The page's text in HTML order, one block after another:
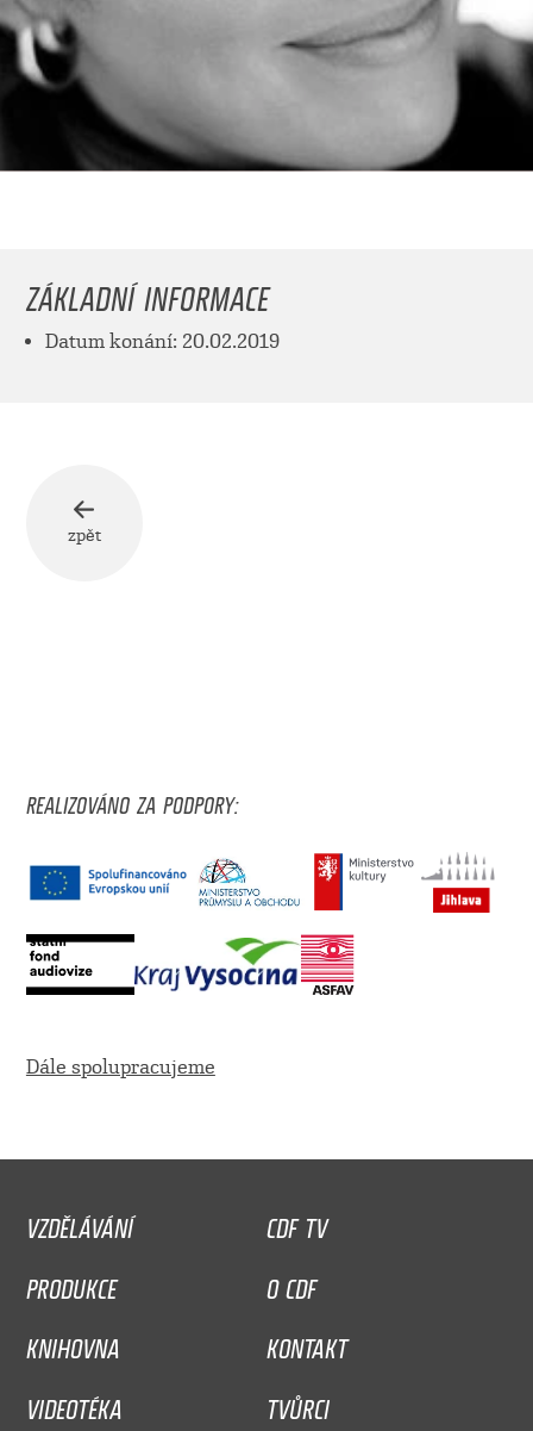
ZÁKLADNÍ INFORMACE
Datum konání: 20.02.2019
zpět
REALIZOVÁNO ZA PODPORY:
Dále spolupracujeme
VZDĚLÁVÁNÍ
CDF TV
PRODUKCE
O CDF
KNIHOVNA
KONTAKT
VIDEOTÉKA
TVŮRCI